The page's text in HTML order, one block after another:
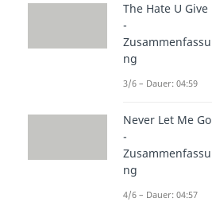
The Hate U Give
-
Zusammenfassu
ng
3/6 – Dauer: 04:59
Never Let Me Go
-
Zusammenfassu
ng
4/6 – Dauer: 04:57